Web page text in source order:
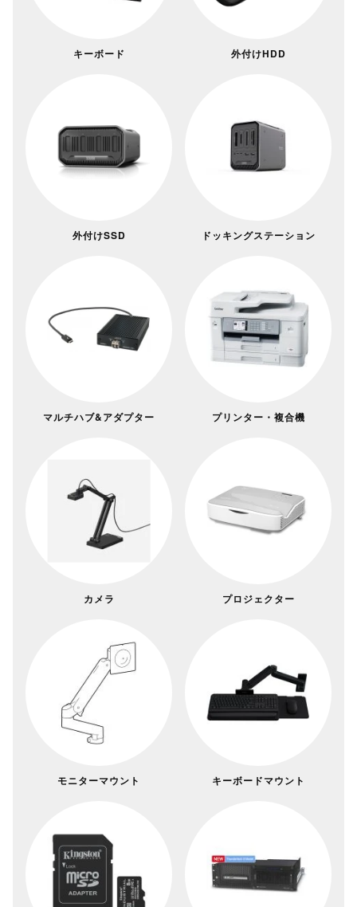
キーボード 外付けHDD
外付けSSD ドッキングステーション
マルチハブ&アダプター プリンター・複合機
カメラ プロジェクター
モニターマウント キーボードマウント